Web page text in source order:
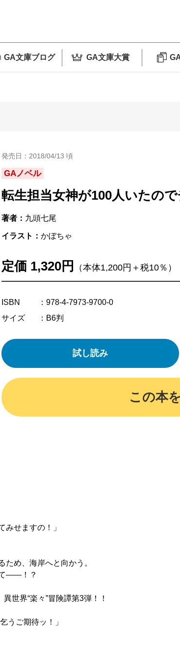
GA文庫ブログ GA文庫大賞
発売日：2018/04/13 頃
GAノベル
転生担当女神が100人いたの
著者： 九頭七尾
イラスト： かぼちゃ
定価 1,320円 （本体1,200円＋税10％）
ISBN
：978-4-7973-9700-0
サイズ
：B6判
試し読み
この本
みせますの！」
ため、海岸へと向かう。
て――！？
世界“楽々”冒険譚第3弾！！
うご期待ッ！」